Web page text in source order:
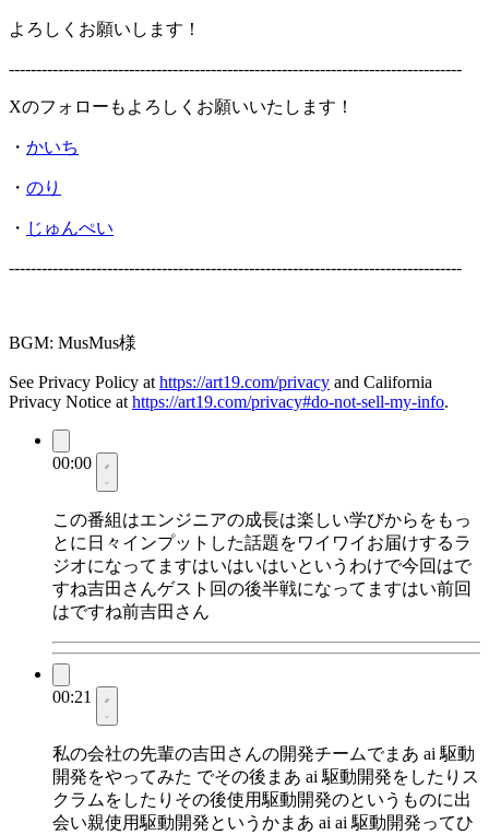
よろしくお願いします！
-----------------------------------------------------------------------------------
Xのフォローもよろしくお願いいたします！
・ かいち
・ のり
・ じゅんぺい
-----------------------------------------------------------------------------------
BGM: MusMus様
See Privacy Policy at https://art19.com/privacy and California
Privacy Notice at https://art19.com/privacy#do-not-sell-my-info.
00:00
この番組はエンジニアの成長は楽しい学びからをもっ
とに日々インプットした話題をワイワイお届けするラ
ジオになってますはいはいはいというわけで今回はで
すね吉田さんゲスト回の後半戦になってますはい前回
はですね前吉田さん
00:21
私の会社の先輩の吉田さんの開発チームでまあ ai 駆動
開発をやってみた でその後まあ ai 駆動開発をしたりス
クラムをしたりその後使用駆動開発のというものに出
会い親使用駆動開発というかまあ ai ai 駆動開発ってひ